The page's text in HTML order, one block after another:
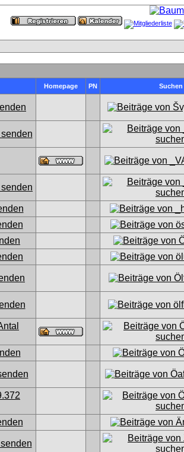
Homepage PN Suchen